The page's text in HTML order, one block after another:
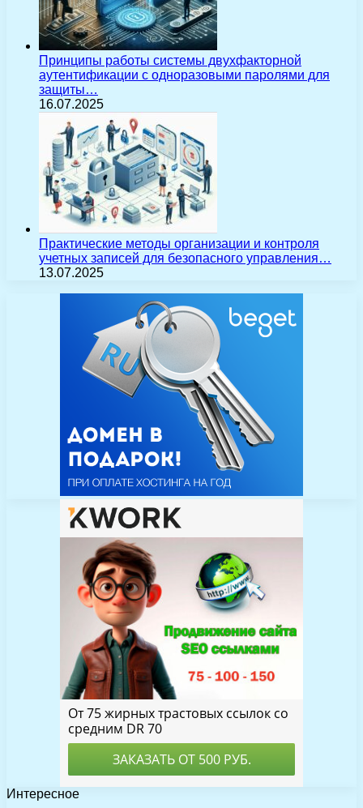
Принципы работы системы двухфакторной
аутентификации с одноразовыми паролями для
защиты…
16.07.2025
Практические методы организации и контроля
учетных записей для безопасного управления…
13.07.2025
Интересное